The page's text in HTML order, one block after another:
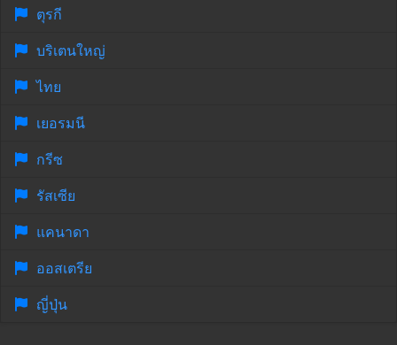
ตุรกี
บริเตนใหญ่
ไทย
เยอรมนี
กรีซ
รัสเซีย
แคนาดา
ออสเตรีย
ญี่ปุ่น